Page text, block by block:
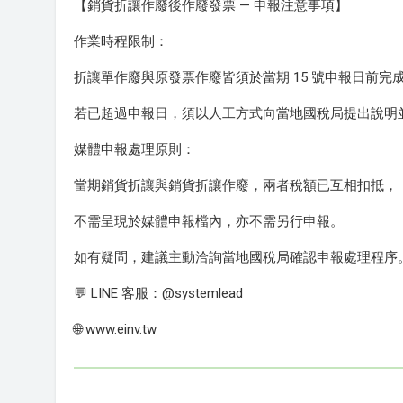
【銷貨折讓作廢後作廢發票 — 申報注意事項】
作業時程限制：
折讓單作廢與原發票作廢皆須於當期 15 號申報日前完成
若已超過申報日，須以人工方式向當地國稅局提出說明
媒體申報處理原則：
當期銷貨折讓與銷貨折讓作廢，兩者稅額已互相扣抵，
不需呈現於媒體申報檔內，亦不需另行申報。
如有疑問，建議主動洽詢當地國稅局確認申報處理程序。
💬 LINE 客服：@systemlead
🌐 www.einv.tw